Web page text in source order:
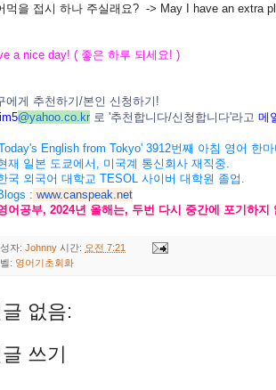
먹을 접시 하나 주실래요? -> May I have an extra
a nice day! ( 좋은 하루 되세요 ! )
에게 추천하기/본인 신청하기 !
@yahoo.co.kr 로 '추천합니다/신청 합니다'라고 메
English from Tokyo' 3912번째 아침 영어 한마
재 일본 도쿄에서 미국계 통신회사 재직중
국 외국어 대학교 TESOL 사이버 대학원 졸업
: www.canspeak.net
어공부, 2024년 올해는, 두번 다시 중간에 포기하지
자: Johnny 시간: 오전 7:21
: 영어기초회화
없음:
쓰기